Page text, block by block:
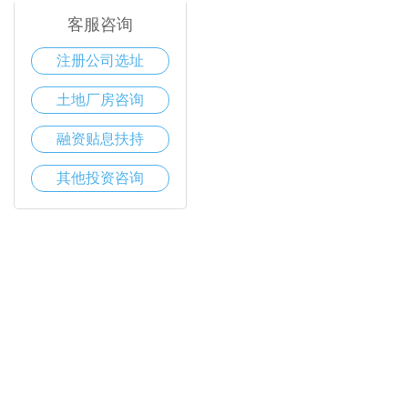
客服咨询
注册公司选址
土地厂房咨询
融资贴息扶持
其他投资咨询